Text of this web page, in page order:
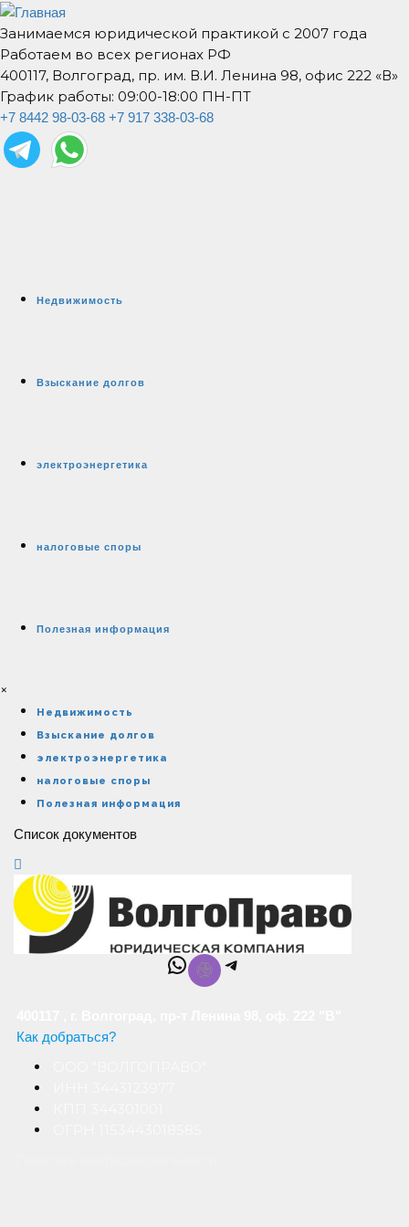
Занимаемся юридической практикой с 2007 года
Работаем во всех регионах РФ
400117, Волгоград, пр. им. В.И. Ленина 98, офис 222 «В»
График работы: 09:00-18:00 ПН-ПТ
+7 8442 98-03-68 +7 917 338-03-68
Недвижимость
Взыскание долгов
электроэнергетика
налоговые споры
Полезная информация
×
Недвижимость
Взыскание долгов
электроэнергетика
налоговые споры
Полезная информация
Список документов
WhatsAppTelegram
Как добраться?